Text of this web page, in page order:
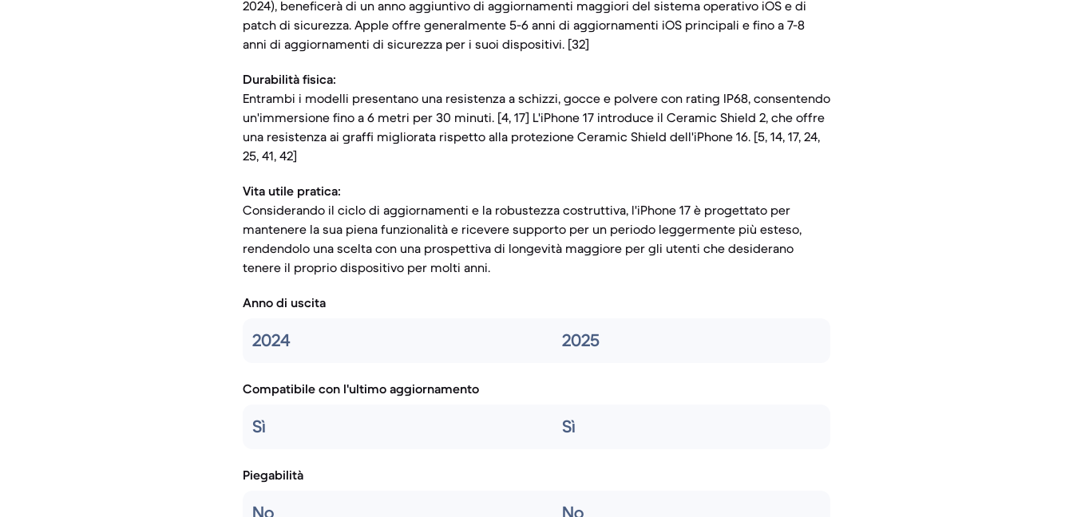
2024), beneficerà di un anno aggiuntivo di aggiornamenti maggiori del sistema operativo iOS e di
patch di sicurezza. Apple offre generalmente 5-6 anni di aggiornamenti iOS principali e fino a 7-8
anni di aggiornamenti di sicurezza per i suoi dispositivi. [32]
Durabilità fisica:
Entrambi i modelli presentano una resistenza a schizzi, gocce e polvere con rating IP68, consentendo
un'immersione fino a 6 metri per 30 minuti. [4, 17] L'iPhone 17 introduce il Ceramic Shield 2, che offre
una resistenza ai graffi migliorata rispetto alla protezione Ceramic Shield dell'iPhone 16. [5, 14, 17, 24,
25, 41, 42]
Vita utile pratica:
Considerando il ciclo di aggiornamenti e la robustezza costruttiva, l'iPhone 17 è progettato per
mantenere la sua piena funzionalità e ricevere supporto per un periodo leggermente più esteso,
rendendolo una scelta con una prospettiva di longevità maggiore per gli utenti che desiderano
tenere il proprio dispositivo per molti anni.
Anno di uscita
2024 2025
Compatibile con l'ultimo aggiornamento
Sì Sì
Piegabilità
No No